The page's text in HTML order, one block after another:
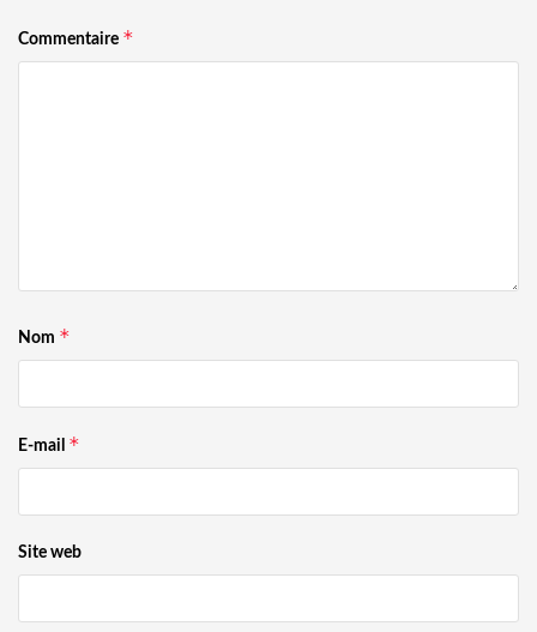
Commentaire *
Nom *
E-mail *
Site web